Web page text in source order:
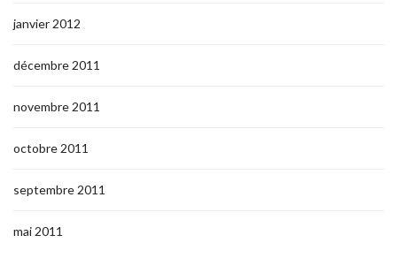
janvier 2012
décembre 2011
novembre 2011
octobre 2011
septembre 2011
mai 2011